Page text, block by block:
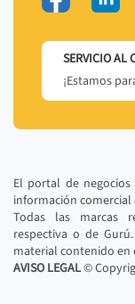
SERVICIO AL
¡Estamos
El portal de
información comercial
Todas las marcas
respectiva o de
material contenido
AVISO LEGAL©